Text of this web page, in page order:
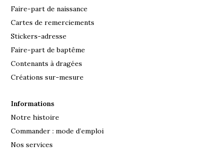
Faire-part de naissance
Cartes de remerciements
Stickers-adresse
Faire-part de baptême
Contenants à dragées
Créations sur-mesure
Informations
Notre histoire
Commander : mode d’emploi
Nos services